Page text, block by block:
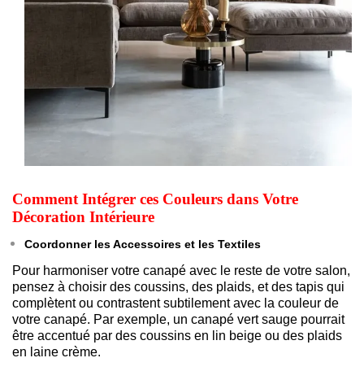
Comment Intégrer ces Couleurs dans Votre
Décoration Intérieure
Coordonner les Accessoires et les Textiles
Pour harmoniser votre canapé avec le reste de votre salon,
pensez à choisir des coussins, des plaids, et des tapis qui
complètent ou contrastent subtilement avec la couleur de
votre canapé. Par exemple, un canapé vert sauge pourrait
être accentué par des coussins en lin beige ou des plaids
en laine crème.